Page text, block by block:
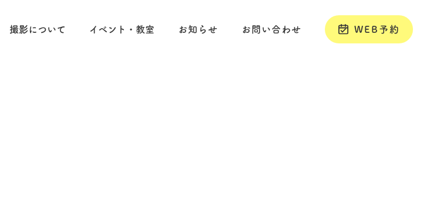
撮影について イベント・教室 お知らせ お問い合わせ WEB予約